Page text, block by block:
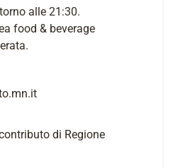
alle 21:30.
food & beverage
di Regione